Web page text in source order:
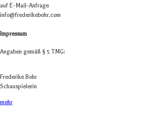
auf E-Mail-Anfrage
info@frederikebohr.com
Impressum
Anga­ben gemäß § 5 TMG:
Fre­de­rike Bohr
Schauspielerin
mehr